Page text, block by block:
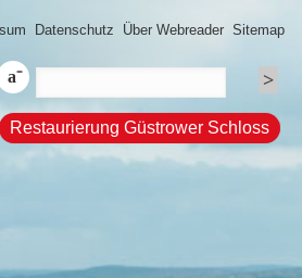
Datenschutz Über Webreader Sitemap
Restaurierung Güstrower Schloss